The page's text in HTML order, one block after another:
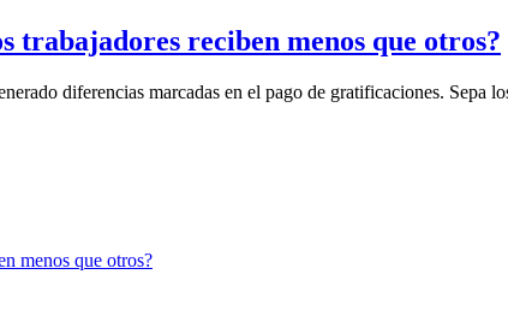
trabajadores reciben menos que otros?
diferencias marcadas en el pago de gratificaciones. Sepa